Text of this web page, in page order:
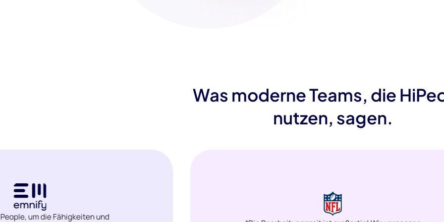
Was moderne Teams, die
nutzen, sagen.
um die Fähigkeiten und